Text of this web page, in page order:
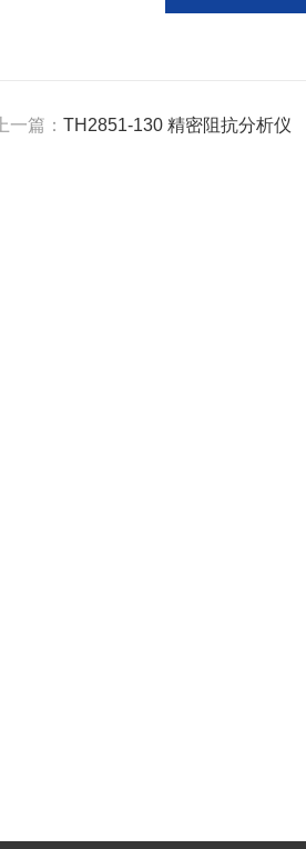
上一篇：TH2851-130 精密阻抗分析仪